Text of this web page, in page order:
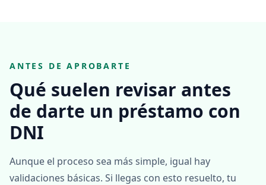
ANTES DE APROBARTE
Qué suelen revisar antes
de darte un préstamo con
DNI
Aunque el proceso sea más simple, igual hay
validaciones básicas. Si llegas con esto resuelto, tu